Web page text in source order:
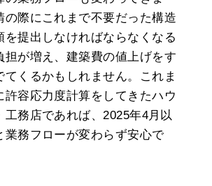
の際にこれまで不要だった構造
を提出しなければならなくなる
担が増え、建築費の値上げをす
てくるかもしれません。これま
許容応力度計算をしてきたハウ
工務店であれば、2025年4月以
業務フローが変わらず安心で